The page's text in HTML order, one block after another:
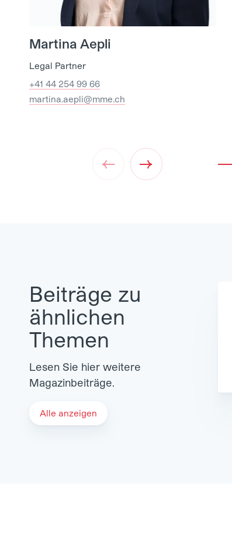
Martina Aepli
Legal Partner
+41 44 254 99 66
martina.aepli@mme.ch
Next
Beiträge zu
ähnlichen
Themen
Lesen Sie hier weitere
Magazinbeiträge.
Alle anzeigen